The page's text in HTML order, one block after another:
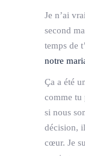
Je n’ai
second
temps de
notre
Ça a été
comme tu
si nous
décision,
cœur. Je